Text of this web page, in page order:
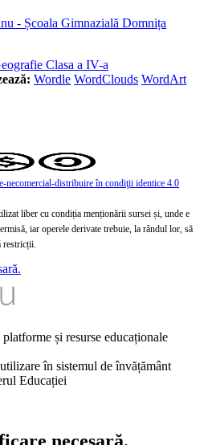
- Școala Gimnazială Domnița
Clasa a IV-a
Wordle WordClouds WordArt
distribuire în condiţii identice 4.0
liber cu condiția menționării sursei și, unde e
iar operele derivate trebuie, la rândul lor, să
și resurse educaționale
în sistemul de învățământ
Educației